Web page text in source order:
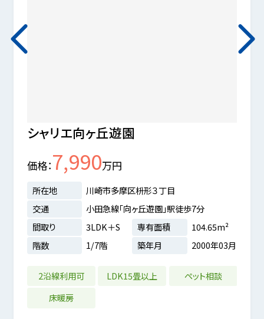
シャリエ向ヶ丘遊園
価格 7,990万円
所在地
川崎市多摩区枡形３丁目
交通
小田急線「向ヶ丘遊園」駅徒歩7分
間取り
3LDK＋S 専有面積
104.65m²
階数
1/7階 築年月 2000年03月
2沿線利用可 LDK15畳以上
ペット相談
床暖房